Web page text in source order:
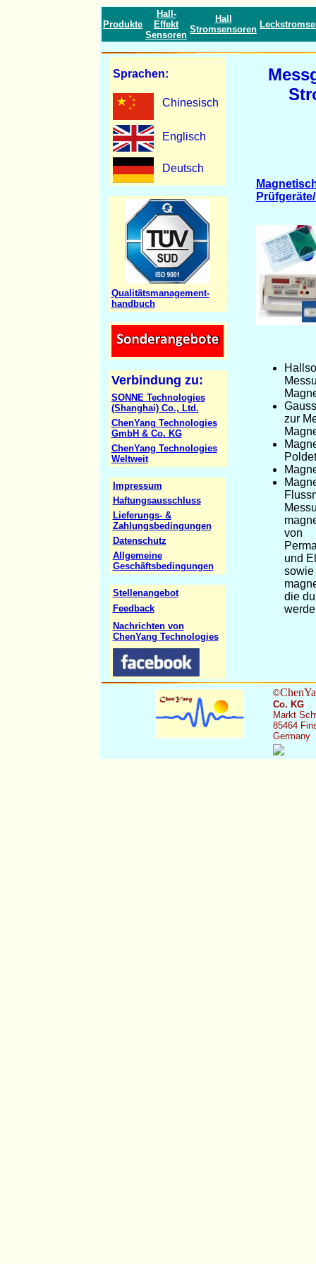
Produkte
Hall-
Effekt
Sensoren
Hall
Stromsensoren
Sprachen:
Chinesisch
Englisch
Deutsch
Qualitätsmanagement-
handbuch
Verbindung zu:
SONNE Technologies
(Shanghai) Co., Ltd.
ChenYang Technologies
GmbH & Co. KG
ChenYang Technologies
Weltweit
Impressum
Haftungsausschluss
Lieferungs- &
Zahlungsbedingungen
Datenschutz
Allgemeine
Geschäftsbedingungen
Stellenangebot
Feedback
Nachrichten von
ChenYang Technologies
zur
von
und
sowie
die
©
Co. KG
Markt
85464
Germany